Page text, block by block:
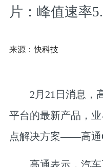
片：峰值速率
来源：快科技
2月21日消息，高
平台的最新产品，
点解决方案——高通
高通表示，汽车